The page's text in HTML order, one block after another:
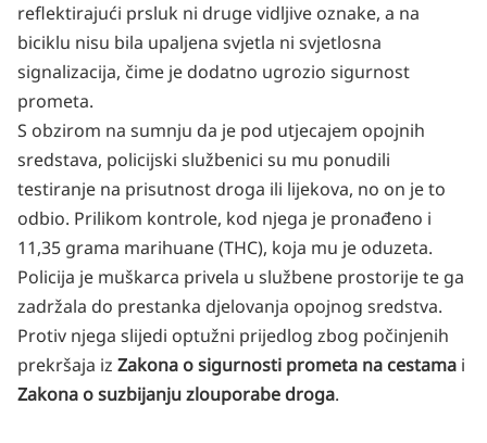
reflektirajući prsluk ni druge vidljive oznake, a na
biciklu nisu bila upaljena svjetla ni svjetlosna
signalizacija, čime je dodatno ugrozio sigurnost
prometa.
S obzirom na sumnju da je pod utjecajem opojnih
sredstava, policijski službenici su mu ponudili
testiranje na prisutnost droga ili lijekova, no on je to
odbio. Prilikom kontrole, kod njega je pronađeno i
11,35 grama marihuane (THC), koja mu je oduzeta.
Policija je muškarca privela u službene prostorije te ga
zadržala do prestanka djelovanja opojnog sredstva.
Protiv njega slijedi optužni prijedlog zbog počinjenih
prekršaja iz Zakona o sigurnosti prometa na cestama i
Zakona o suzbijanju zlouporabe droga.